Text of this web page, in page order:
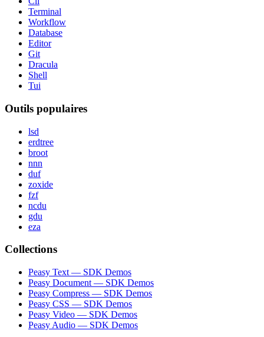
Terminal
Workflow
Database
Editor
Git
Dracula
Shell
Tui
Outils populaires
lsd
erdtree
broot
nnn
duf
zoxide
fzf
ncdu
gdu
eza
Collections
Peasy Text — SDK Demos
Peasy Document — SDK Demos
Peasy Compress — SDK Demos
Peasy CSS — SDK Demos
Peasy Video — SDK Demos
Peasy Audio — SDK Demos